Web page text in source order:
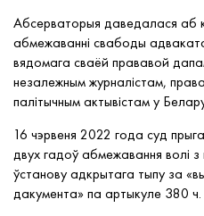
Абсерваторыя даведалася аб
абмежаванні свабоды
вядомага сваёй прававой
незалежным журналістам,
палітычным актывістам у
16 чэрвеня 2022 года суд
двух гадоў абмежавання волі
ўстанову адкрытага тыпу за
дакумента» па артыкуле 380